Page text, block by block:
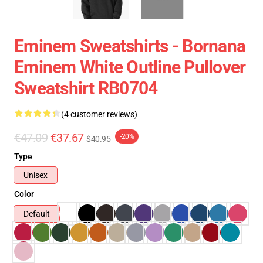
Eminem Sweatshirts - Bornana
Eminem White Outline Pullover
Sweatshirt RB0704
(4 customer reviews)
€47.09 €37.67 $40.95 -20%
Type
Unisex
Color
Default